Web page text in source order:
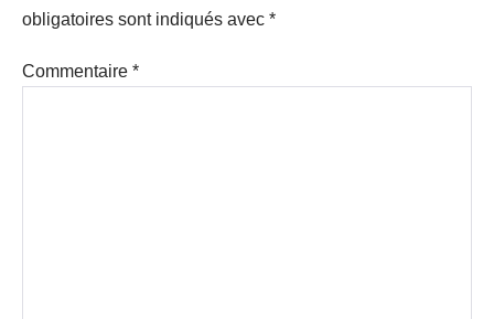
obligatoires sont indiqués avec *
Commentaire *